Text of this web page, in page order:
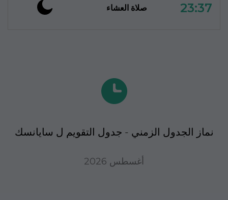
صلاة العشاء 23:37
نماز الجدول الزمني - جدول التقويم ل سايانسك
أغسطس 2026